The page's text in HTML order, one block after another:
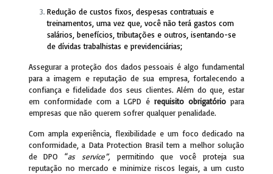
Redução de custos fixos, despesas contratuais e
treinamentos, uma vez que, você não terá gastos com
salários, benefícios, tributações e outros, isentando-se
de dívidas trabalhistas e previdenciárias;
Assegurar a proteção dos dados pessoais é algo fundamental
para a imagem e reputação de sua empresa, fortalecendo a
confiança e fidelidade dos seus clientes. Além do que, estar
em conformidade com a LGPD érequisito obrigatório para
empresas que não querem sofrer qualquer penalidade.
Com ampla experiência, flexibilidade e um foco dedicado na
conformidade, a Data Protection Brasil tem a melhor solução
de DPO “as service”, permitindo que você proteja sua
reputação no mercado e minimize riscos legais, a um custo